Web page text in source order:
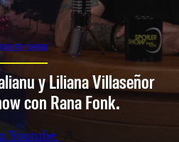
SHOW
y Liliana Villaseñor
con Rana Fonk.
Youtube